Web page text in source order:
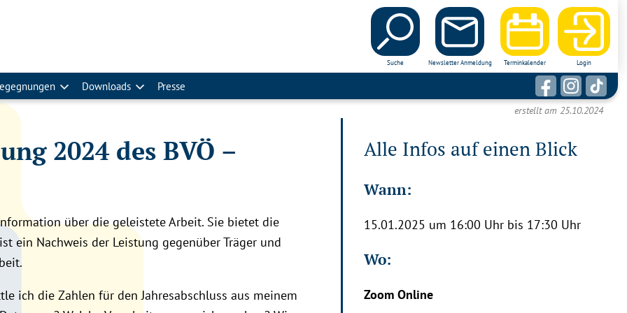
Suche Newsletter Anmeldung Terminkalender Login
Downloads Presse
erstellt am 25.10.2024
2024 des BVÖ –
über die geleistete Arbeit. Sie bietet die
ein Nachweis der Leistung gegenüber Träger und
ich die Zahlen für den Jahresabschluss aus meinem
Alle Infos auf einen Blick
Wann:
15.01.2025 um 16:00 Uhr bis 17:30 Uhr
Wo:
Zoom Online